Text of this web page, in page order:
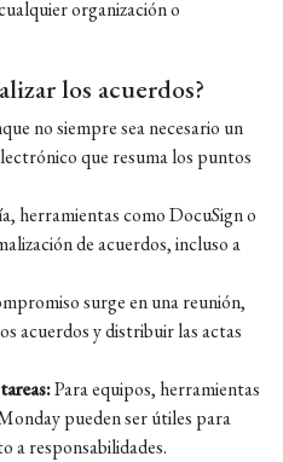
organización o
los acuerdos?
no siempre sea necesario un
que resuma los puntos
herramientas como DocuSign o
de acuerdos, incluso a
surge en una reunión,
acuerdos y distribuir las actas
Para equipos, herramientas
pueden ser útiles para
a responsabilidades.